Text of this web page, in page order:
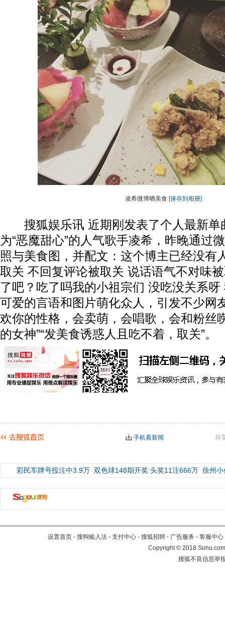
凌希微博晒美食 [保存到相册]
搜狐娱乐讯 近期刚发表了个人最新单
为“恶魔甜心”的人气歌手凌希，昨晚通过
照与美食图，并配文：这个博主已经没有
取关 不回复评论被取关 说话语气不对味
了吧？吃了吗我的小祖宗们 没吃没关系
可爱的言语和图片萌化众人，引发不少网
欢你的性格，会卖萌，会唱歌，会和粉丝
的女神”“发美食诱惑人且吃不着，取关”。
分
手机看新闻
彩民车牌号投注中3.9万 双色球148期开奖:头奖11注666万 徐州
设置首页 - 搜狗输入法 - 支付中心 - 搜狐招聘 - 广告服务 - 客服中心
Copyright©2018
搜狐不良信息举